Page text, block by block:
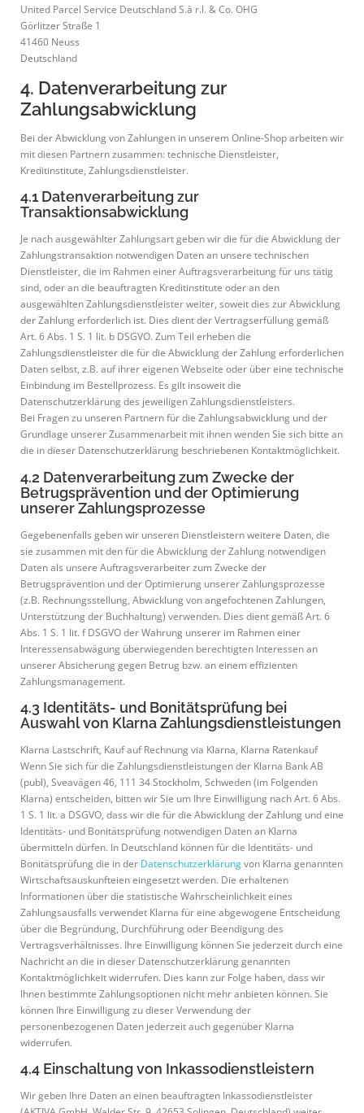
United Parcel Service Deutschland S.à r.l. & Co. OHG
Görlitzer Straße 1
41460 Neuss
Deutschland
4. Datenverarbeitung zur
Zahlungsabwicklung
Bei der Abwicklung von Zahlungen in unserem Online-Shop arbeiten wir
mit diesen Partnern zusammen: technische Dienstleister,
Kreditinstitute, Zahlungsdienstleister.
4.1 Datenverarbeitung zur
Transaktionsabwicklung
Je nach ausgewählter Zahlungsart geben wir die für die Abwicklung der
Zahlungstransaktion notwendigen Daten an unsere technischen
Dienstleister, die im Rahmen einer Auftragsverarbeitung für uns tätig
sind, oder an die beauftragten Kreditinstitute oder an den
ausgewählten Zahlungsdienstleister weiter, soweit dies zur Abwicklung
der Zahlung erforderlich ist. Dies dient der Vertragserfüllung gemäß
Art. 6 Abs. 1 S. 1 lit. b DSGVO. Zum Teil erheben die
Zahlungsdienstleister die für die Abwicklung der Zahlung erforderlichen
Daten selbst, z.B. auf ihrer eigenen Webseite oder über eine technische
Einbindung im Bestellprozess. Es gilt insoweit die
Datenschutzerklärung des jeweiligen Zahlungsdienstleisters.
Bei Fragen zu unseren Partnern für die Zahlungsabwicklung und der
Grundlage unserer Zusammenarbeit mit ihnen wenden Sie sich bitte an
die in dieser Datenschutzerklärung beschriebenen Kontaktmöglichkeit.
4.2 Datenverarbeitung zum Zwecke der
Betrugsprävention und der Optimierung
unserer Zahlungsprozesse
Gegebenenfalls geben wir unseren Dienstleistern weitere Daten, die
sie zusammen mit den für die Abwicklung der Zahlung notwendigen
Daten als unsere Auftragsverarbeiter zum Zwecke der
Betrugsprävention und der Optimierung unserer Zahlungsprozesse
(z.B. Rechnungsstellung, Abwicklung von angefochtenen Zahlungen,
Unterstützung der Buchhaltung) verwenden. Dies dient gemäß Art. 6
Abs. 1 S. 1 lit. f DSGVO der Wahrung unserer im Rahmen einer
Interessensabwägung überwiegenden berechtigten Interessen an
unserer Absicherung gegen Betrug bzw. an einem effizienten
Zahlungsmanagement.
4.3 Identitäts- und Bonitätsprüfung bei
Auswahl von Klarna Zahlungsdienstleistungen
Klarna Lastschrift, Kauf auf Rechnung via Klarna, Klarna Ratenkauf
Wenn Sie sich für die Zahlungsdienstleistungen der Klarna Bank AB
(publ), Sveavägen 46, 111 34 Stockholm, Schweden (im Folgenden
Klarna) entscheiden, bitten wir Sie um Ihre Einwilligung nach Art. 6 Abs.
1 S. 1 lit. a DSGVO, dass wir die für die Abwicklung der Zahlung und eine
Identitäts- und Bonitätsprüfung notwendigen Daten an Klarna
übermitteln dürfen. In Deutschland können für die Identitäts- und
Bonitätsprüfung die in der Datenschutzerklärungvon Klarna genannten
Wirtschaftsauskunfteien eingesetzt werden. Die erhaltenen
Informationen über die statistische Wahrscheinlichkeit eines
Zahlungsausfalls verwendet Klarna für eine abgewogene Entscheidung
über die Begründung, Durchführung oder Beendigung des
Vertragsverhältnisses. Ihre Einwilligung können Sie jederzeit durch eine
Nachricht an die in dieser Datenschutzerklärung genannten
Kontaktmöglichkeit widerrufen. Dies kann zur Folge haben, dass wir
Ihnen bestimmte Zahlungsoptionen nicht mehr anbieten können. Sie
können Ihre Einwilligung zu dieser Verwendung der
personenbezogenen Daten jederzeit auch gegenüber Klarna
widerrufen.
4.4 Einschaltung von Inkassodienstleistern
Wir geben Ihre Daten an einen beauftragten Inkassodienstleister